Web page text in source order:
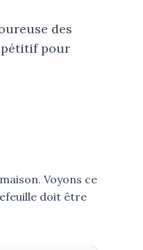
des
pour
Voyons ce
doit être